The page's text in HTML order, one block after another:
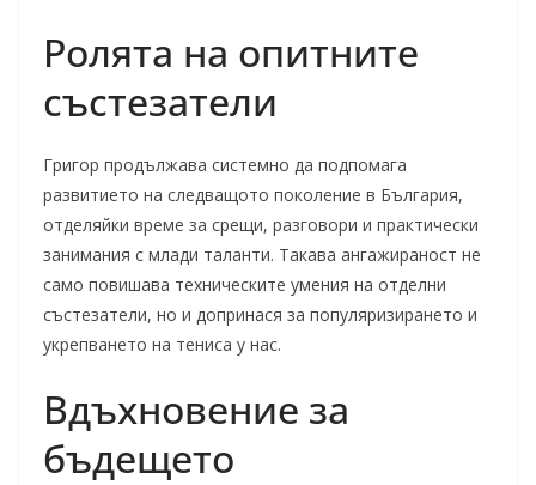
Ролята на опитните
състезатели
Григор продължава системно да подпомага
развитието на следващото поколение в България,
отделяйки време за срещи, разговори и практически
занимания с млади таланти. Такава ангажираност не
само повишава техническите умения на отделни
състезатели, но и допринася за популяризирането и
укрепването на тениса у нас.
Вдъхновение за
бъдещето